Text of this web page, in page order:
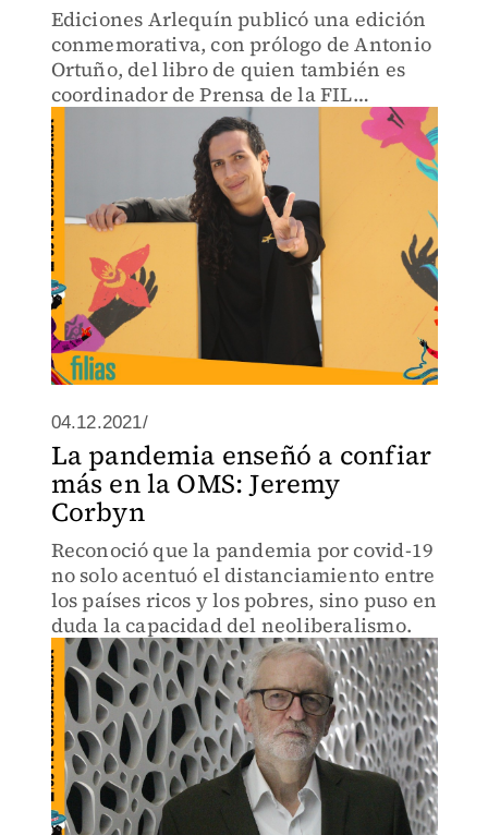
Ediciones Arlequín publicó una edición
conmemorativa, con prólogo de Antonio
Ortuño, del libro de quien también es
coordinador de Prensa de la FIL
Guadalajara.
04.12.2021/
La pandemia enseñó a confiar
más en la OMS: Jeremy
Corbyn
Reconoció que la pandemia por covid-19
no solo acentuó el distanciamiento entre
los países ricos y los pobres, sino puso en
duda la capacidad del neoliberalismo.